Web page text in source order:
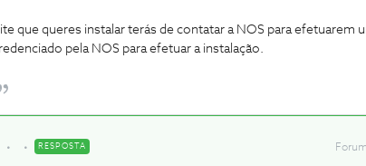
que queres instalar terás de contatar a NOS para efetuarem
pela NOS para efetuar a instalação.
RESPOSTA